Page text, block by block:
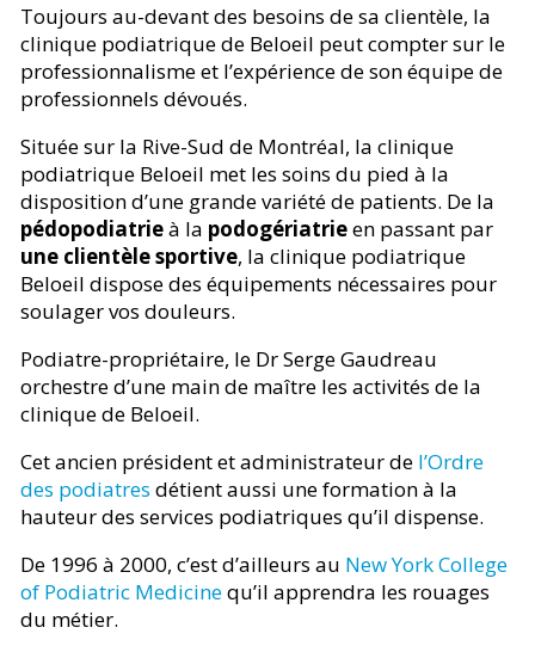
Toujours au-devant des besoins de sa clientèle, la
clinique podiatrique de Beloeil peut compter sur le
professionnalisme et l’expérience de son équipe de
professionnels dévoués.
Située sur la Rive-Sud de Montréal, la clinique
podiatrique Beloeil met les soins du pied à la
disposition d’une grande variété de patients. De la
pédopodiatrieà la podogériatrieen passant par
une clientèle sportive, la clinique podiatrique
Beloeil dispose des équipements nécessaires pour
soulager vos douleurs.
Podiatre-propriétaire, le Dr Serge Gaudreau
orchestre d’une main de maître les activités de la
clinique de Beloeil.
Cet ancien président et administrateur de l’Ordre
des podiatres détient aussi une formation à la
hauteur des services podiatriques qu’il dispense.
De 1996 à 2000, c’est d’ailleurs au New York College
of Podiatric Medicinequ’il apprendra les rouages
du métier.